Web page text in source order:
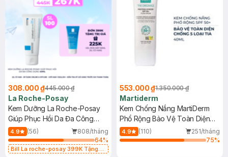
308.000 ₫445.000 ₫
La Roche-Posay
Kem Dưỡng La Roche-Posay
Giúp Phục Hồi Da Đa Công
Dụng 40ml
4.9 (56)
808/tháng
64%
Bill La roche-posay 399K Tặng
553.000 ₫1.350.000 ₫
Martiderm
Kem Chống Nắng MartiDerm
Phổ Rộng Bảo Vệ Toàn Diện
40ml
4.9 (110)
251/tháng
75%